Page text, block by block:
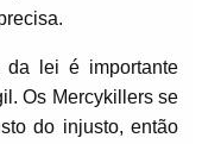
da lei é importante
Os Mercykillers se
do injusto, então